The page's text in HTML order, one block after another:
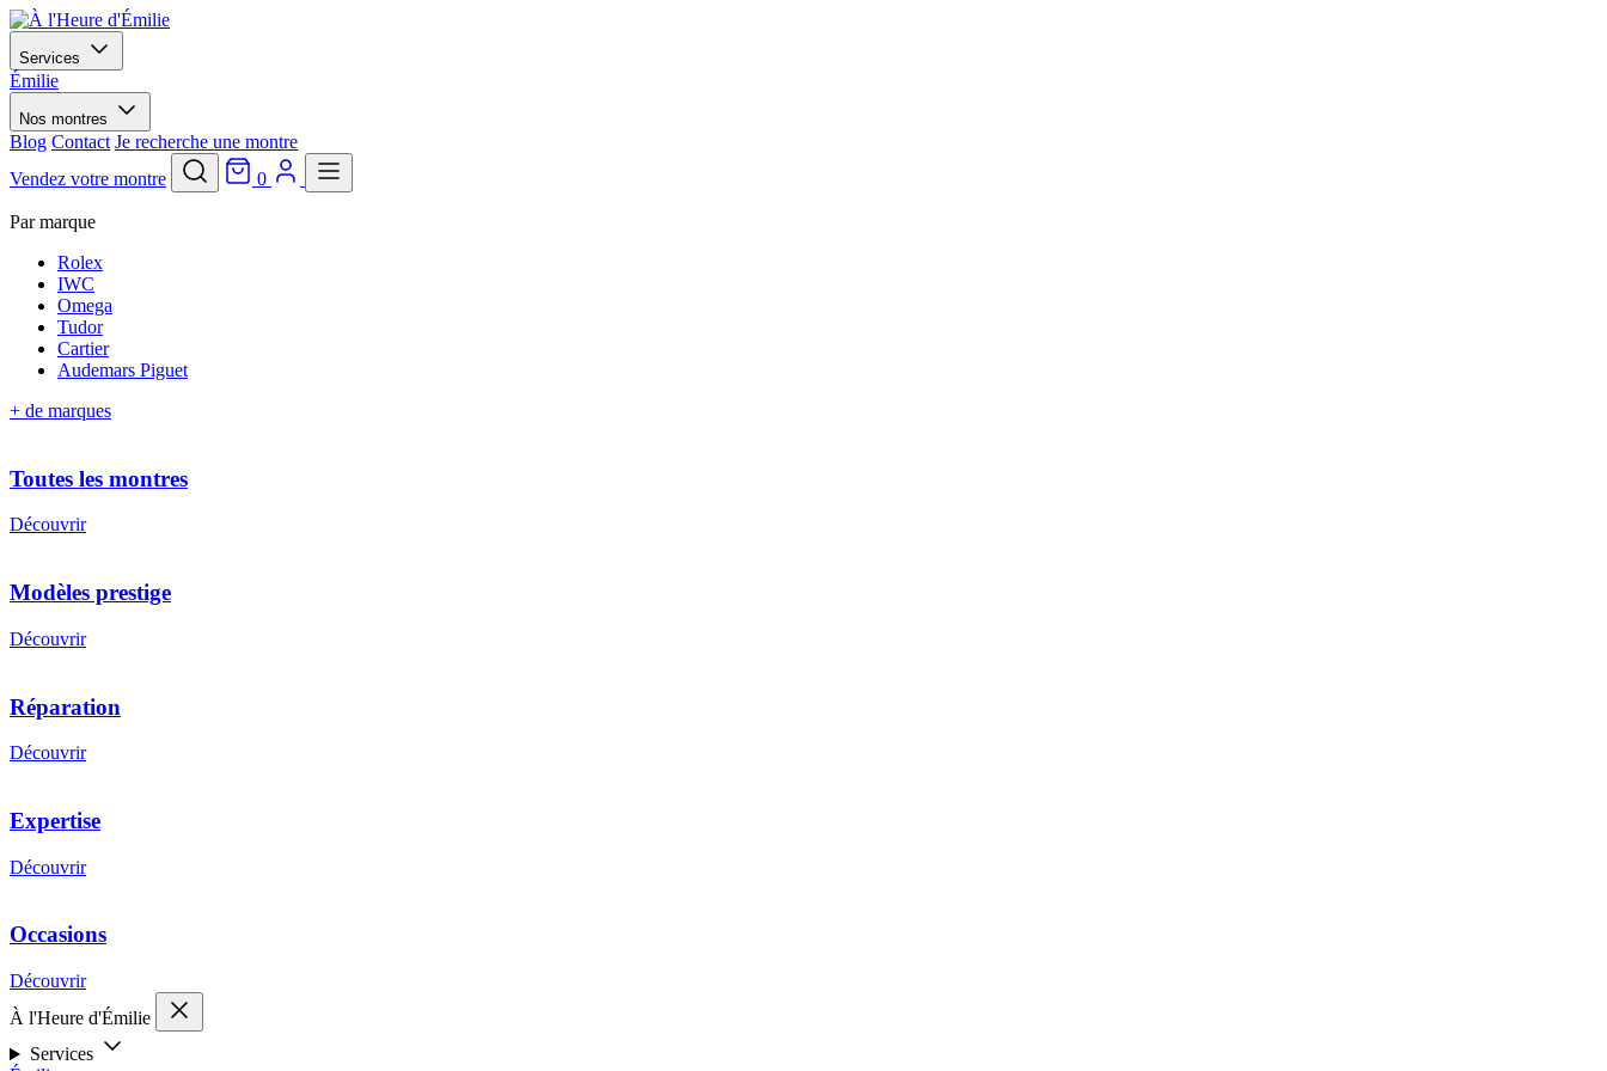
Services
Émilie
Nos montres
Blog Contact Je recherche une montre
Vendez votre montre
0
Par marque
Rolex
IWC
Omega
Tudor
Cartier
Audemars Piguet
+ de marques
Toutes les montres
Découvrir
Modèles prestige
Découvrir
Réparation
Découvrir
Expertise
Découvrir
Occasions
Découvrir
À l'Heure d'Émilie
Services